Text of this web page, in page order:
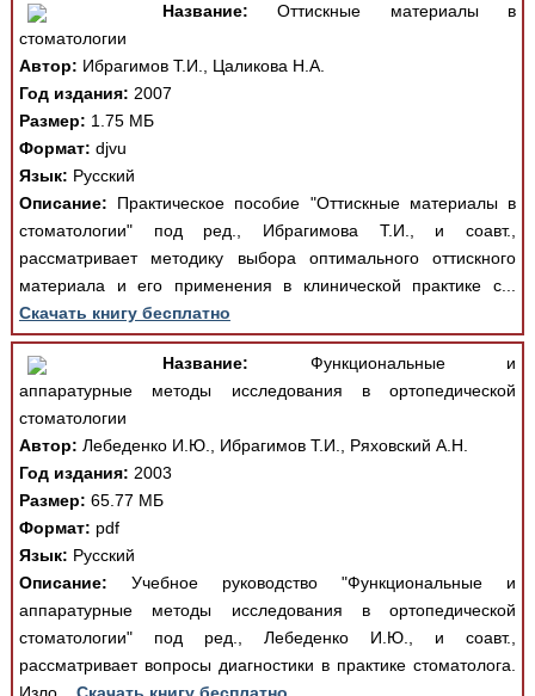
Название: Оттискные материалы в
стоматологии
Автор: Ибрагимов Т.И., Цаликова Н.А.
Год издания: 2007
Размер: 1.75 МБ
Формат: djvu
Язык: Русский
Описание: Практическое пособие "Оттискные материалы в
стоматологии" под ред., Ибрагимова Т.И., и соавт.,
рассматривает методику выбора оптимального оттискного
материала и его применения в клинической практике с...
Скачать книгу бесплатно
Название: Функциональные и
аппаратурные методы исследования в ортопедической
стоматологии
Автор: Лебеденко И.Ю., Ибрагимов Т.И., Ряховский А.Н.
Год издания: 2003
Размер: 65.77 МБ
Формат: pdf
Язык: Русский
Описание: Учебное руководство "Функциональные и
аппаратурные методы исследования в ортопедической
стоматологии" под ред., Лебеденко И.Ю., и соавт.,
рассматривает вопросы диагностики в практике стоматолога.